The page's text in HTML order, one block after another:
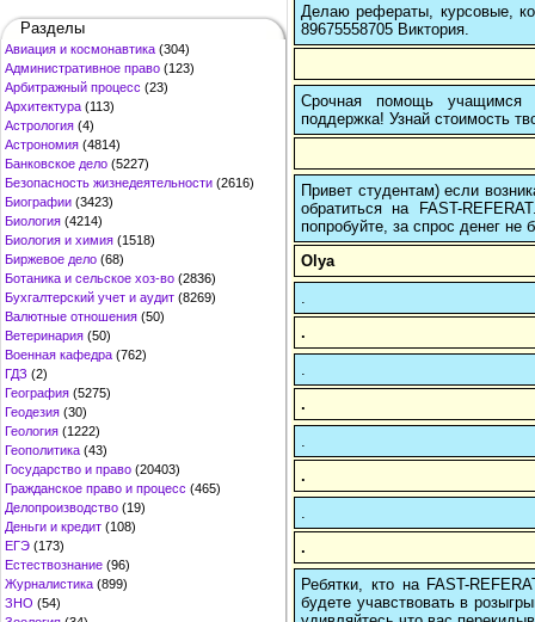
Разделы
Авиация и космонавтика (304)
Административное право (123)
Арбитражный процесс (23)
Архитектура (113)
Астрология (4)
Астрономия (4814)
Банковское дело (5227)
Безопасность жизнедеятельности (2616)
Биографии (3423)
Биология (4214)
Биология и химия (1518)
Биржевое дело (68)
Ботаника и сельское хоз-во (2836)
Бухгалтерский учет и аудит (8269)
Валютные отношения (50)
Ветеринария (50)
Военная кафедра (762)
ГДЗ (2)
География (5275)
Геодезия (30)
Геология (1222)
Геополитика (43)
Государство и право (20403)
Гражданское право и процесс (465)
Делопроизводство (19)
Деньги и кредит (108)
ЕГЭ (173)
Естествознание (96)
Журналистика (899)
ЗНО (54)
Делаю рефераты, курсовые,
89675558705 Виктория.
Срочная помощь учащимся в
поддержка! Узнай стоимость
Привет студентам) если
обратиться на FAST-
попробуйте, за спрос денег не
Olya
.
.
.
.
Ребятки, кто на FAST-
будете учавствовать в